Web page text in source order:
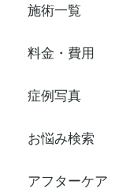
施術一覧
料金・費用
症例写真
お悩み検索
アフターケア